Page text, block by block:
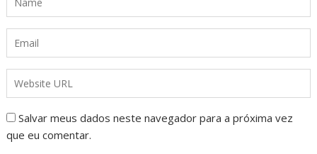
Salvar meus dados neste navegador para a próxima vez
que eu comentar.